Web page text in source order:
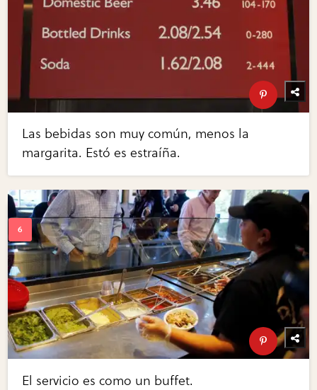
Las bebidas son muy común, menos la
margarita. Estó es estraíña.
El servicio es como un buffet.